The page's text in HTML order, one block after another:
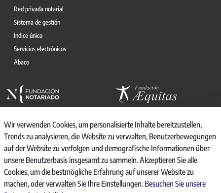
Red privada notarial
Sistema de gestión
Indice único
Servicios electrónicos
Ábaco
© 2026, CONSEJO GENERAL DEL NOTARIO
CANAL INTERNO DE INFORMACIÓN
REGISTRO DE ACTIVIDADES DE TRATAMIENTO
Wir verwenden Cookies, um personalisierte Inhalte bereitzustellen,
Trends zu analysieren, die Website zu verwalten, Benutzerbewegungen
auf der Website zu verfolgen und demografische Informationen über
unsere Benutzerbasis insgesamt zu sammeln. Akzeptieren Sie alle
Cookies, um die bestmögliche Erfahrung auf unserer Website zu
machen, oder verwalten Sie Ihre Einstellungen. Besuchen Sie unsere